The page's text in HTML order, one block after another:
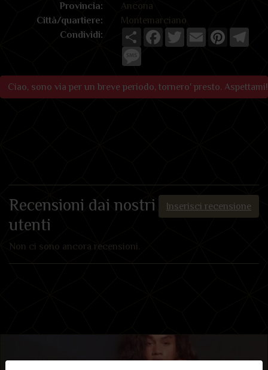
Provincia:
Ancona
Città/quartiere:
Montemarciano
Condividi:
Share Facebook
TwitterEmail Pinterest
Ciao, sono via per un breve periodo, tornero' presto. Aspettami!
Inserisci recensione
Recensioni dai nostri
utenti
Non ci sono ancora recensioni.